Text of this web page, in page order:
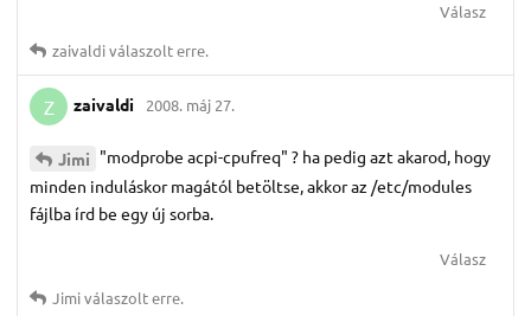
Válasz
zaivaldiválaszolt erre.
Z zaivaldi 2008. máj 27.
Jimi "modprobe acpi-cpufreq" ? ha pedig azt akarod, hogy
minden induláskor magától betöltse, akkor az /etc/modules
fájlba írd be egy új sorba.
Válasz
Jimiválaszolt erre.